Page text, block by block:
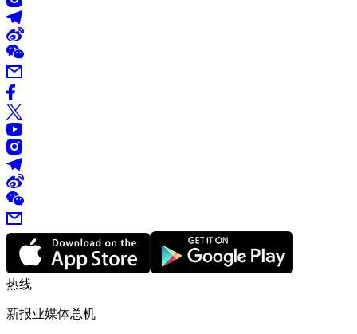
热线
新报业媒体总机